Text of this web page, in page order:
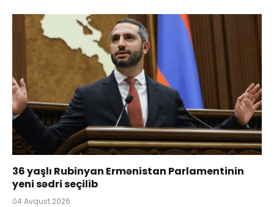
36 yaşlı Rubinyan Ermənistan Parlamentinin
yeni sədri seçilib
04 Avqust 2026